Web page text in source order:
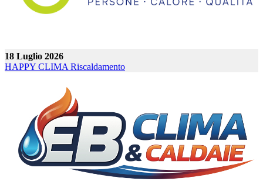
18 Luglio 2026
HAPPY CLIMA Riscaldamento